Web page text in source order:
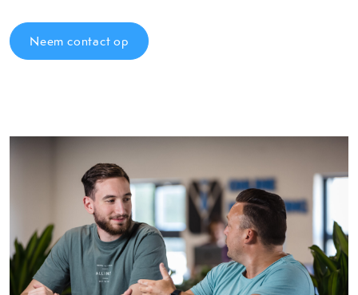
Neem contact op